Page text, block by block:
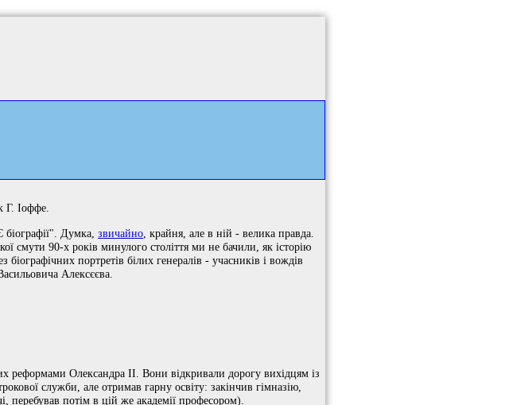
Г. Іоффе.
Думка, звичайно , крайня, але в ній - велика правда.
смути 90-х років минулого століття ми не бачили, як історію
портретів білих генералів - учасників і вождів
Алексєєва.
реформами Олександра II. Вони відкривали дорогу вихідцям із
служби, але отримав гарну освіту: закінчив гімназію,
перебував потім в цій же академії професором).